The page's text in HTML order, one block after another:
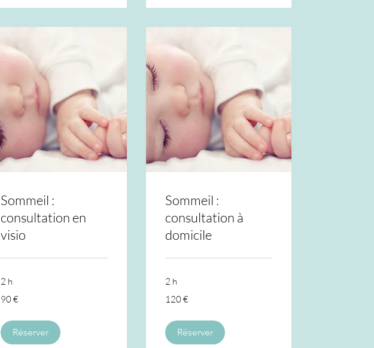
Sommeil :
consultation en
visio
2 h
euros
90 €
Réserver
Sommeil :
consultation à
domicile
2 h
euros
120 €
Réserver